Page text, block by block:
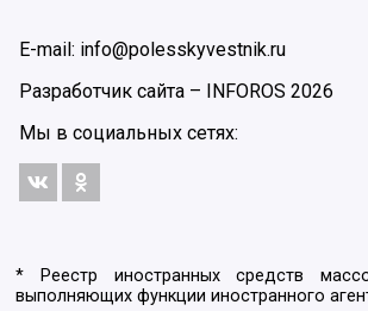
E-mail: info@polesskyvestnik.ru
Разработчик сайта – INFOROS 2026
Мы в социальных сетях:
* Реестр иностранных средств
выполняющих функции иностранного